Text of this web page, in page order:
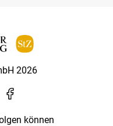
2026
können